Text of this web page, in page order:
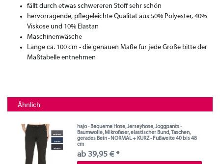
fällt durch etwas schwereren Stoff sehr schön
hervorragende, pflegeleichte Qualität aus 50% Polyester, 40%
Viskose und 10% Elastan
Maschinenwäsche
Länge ca. 100 cm - die genauen Maße für jede Größe bitte der
Maßtabelle entnehmen
Ähnlich
hajo - Bequeme Hose, Jerseyhose, Joggpants -
Baumwolle, Mikrofaser, elastischer Bund, Taschen,
gerades Bein - NORMAL + KURZ - Fußweite 40 bis 48
cm
ab 39,95 € *